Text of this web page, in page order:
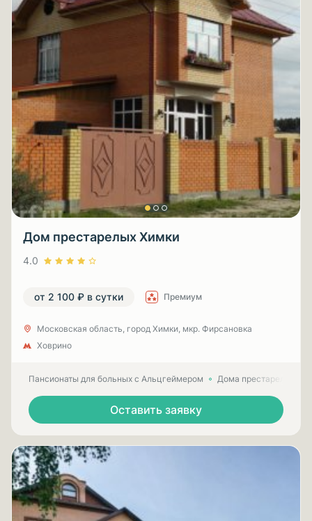
Дом престарелых Химки
4.0
от 2 100 ₽ в сутки Премиум
Московская область, город Химки, мкр. Фирсановка
Ховрино
Пансионаты для больных с Альцгеймером Дома престарелых
Оставить заявку